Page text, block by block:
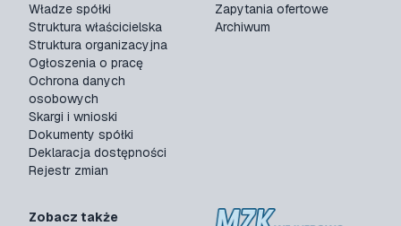
Władze spółki
Struktura właścicielska
Struktura organizacyjna
Ogłoszenia o pracę
Ochrona danych
osobowych
Skargi i wnioski
Dokumenty spółki
Deklaracja dostępności
Rejestr zmian
Zapytania ofertowe
Archiwum
Zobacz także